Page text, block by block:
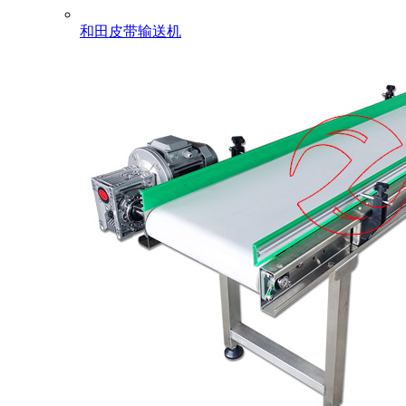
和田皮带输送机